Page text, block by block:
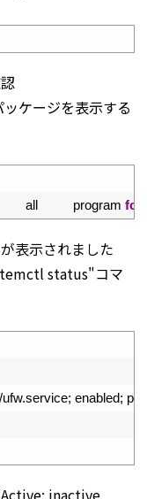
ケージを表示する
all program for
表示されました
status"コマ
/ufw.service; enabled;